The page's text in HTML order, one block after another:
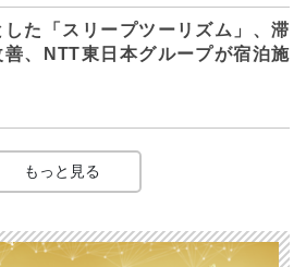
した「スリープツーリズム」、滞
、NTT東日本グループが宿泊施
もっと見る